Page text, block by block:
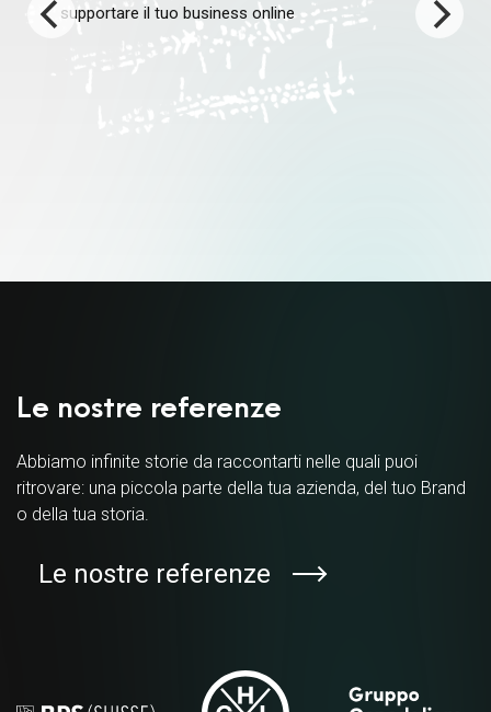
supportare il tuo business online
Le nostre referenze
Abbiamo infinite storie da raccontarti nelle quali puoi
ritrovare: una piccola parte della tua azienda, del tuo Brand
o della tua storia.
Le nostre referenze